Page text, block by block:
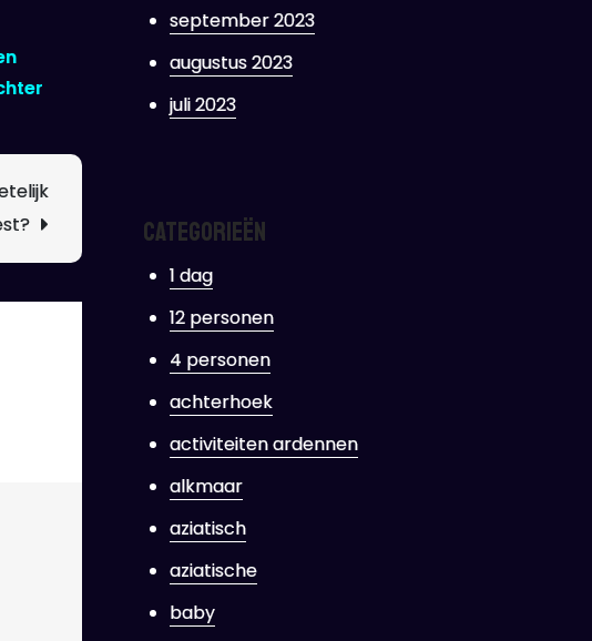
op
De
Leukste
Onvergetelijk
Vrijgezellenfeest!
september 2023
augustus 2023
juli 2023
Categorieën
1 dag
12 personen
4 personen
achterhoek
activiteiten ardennen
alkmaar
aziatisch
aziatische
baby